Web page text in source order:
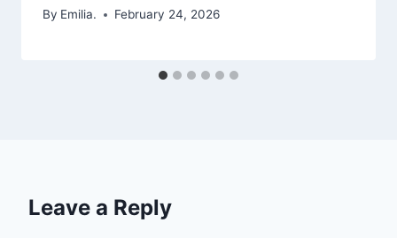
By Emilia. February 24, 2026
Leave a Reply